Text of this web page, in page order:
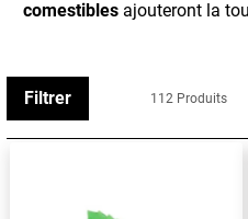
comestibles ajouteront la
112 Produits
Filtrer